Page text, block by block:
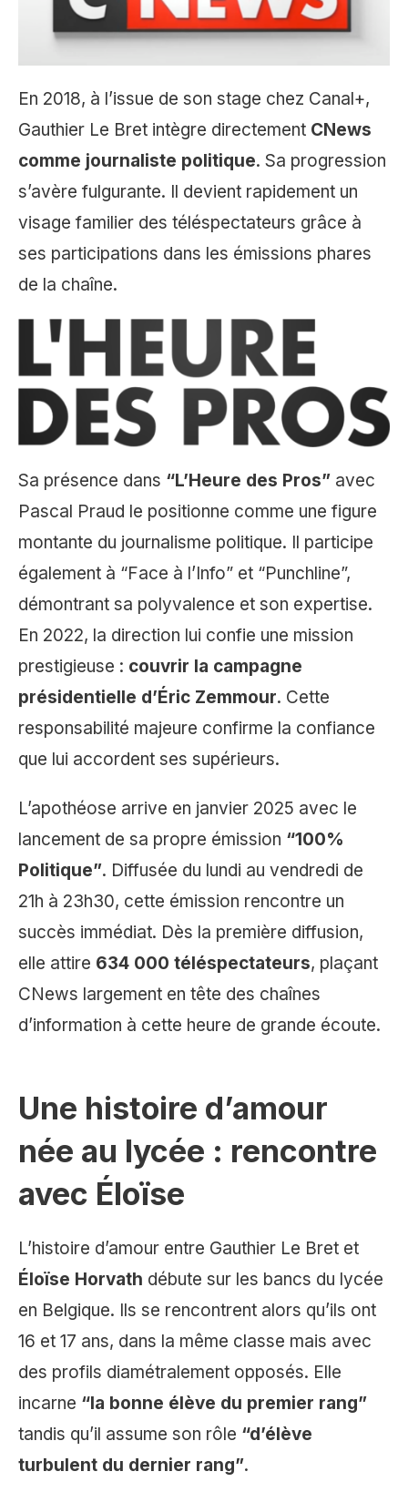
En 2018, à l’issue de son stage chez Canal+,
Gauthier Le Bret intègre directement CNews
comme journaliste politique. Sa progression
s’avère fulgurante. Il devient rapidement un
visage familier des téléspectateurs grâce à
ses participations dans les émissions phares
de la chaîne.
Sa présence dans “L’Heure des Pros” avec
Pascal Praud le positionne comme une figure
montante du journalisme politique. Il participe
également à “Face à l’Info” et “Punchline”,
démontrant sa polyvalence et son expertise.
En 2022, la direction lui confie une mission
prestigieuse : couvrir la campagne
présidentielle d’Éric Zemmour. Cette
responsabilité majeure confirme la confiance
que lui accordent ses supérieurs.
L’apothéose arrive en janvier 2025 avec le
lancement de sa propre émission “100%
Politique”. Diffusée du lundi au vendredi de
21h à 23h30, cette émission rencontre un
succès immédiat. Dès la première diffusion,
elle attire 634 000 téléspectateurs, plaçant
CNews largement en tête des chaînes
d’information à cette heure de grande écoute.
Une histoire d’amour
née au lycée : rencontre
avec Éloïse
L’histoire d’amour entre Gauthier Le Bret et
Éloïse Horvath débute sur les bancs du lycée
en Belgique. Ils se rencontrent alors qu’ils ont
16 et 17 ans, dans la même classe mais avec
des profils diamétralement opposés. Elle
incarne “la bonne élève du premier rang”
tandis qu’il assume son rôle “d’élève
turbulent du dernier rang”.